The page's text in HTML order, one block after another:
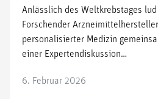
Anlässlich des Weltkrebstages lud
Forschender
personalisierter Medizin
einer Expertendiskussion…
6. Februar 2026